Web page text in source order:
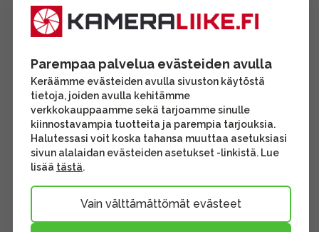
Parempaa palvelua evästeiden avulla
Keräämme evästeiden avulla sivuston käytöstä
tietoja, joiden avulla kehitämme
verkkokauppaamme sekä tarjoamme sinulle
kiinnostavampia tuotteita ja parempia tarjouksia.
Halutessasi voit koska tahansa muuttaa asetuksiasi
sivun alalaidan evästeiden asetukset -linkistä. Lue
lisää tästä.
Vain välttämättömät evästeet